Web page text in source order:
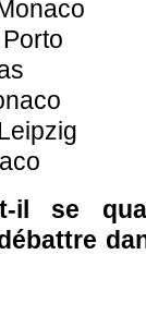
il se